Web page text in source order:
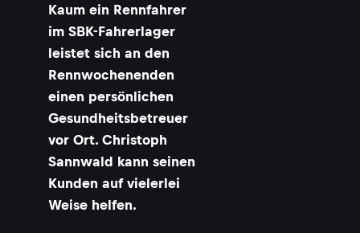
Kaum ein Rennfahrer
im SBK-Fahrerlager
leistet sich an den
Rennwochenenden
einen persönlichen
Gesundheitsbetreuer
vor Ort. Christoph
Sannwald kann seinen
Kunden auf vielerlei
Weise helfen.